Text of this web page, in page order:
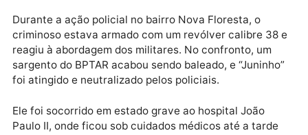
“Juninho” era foragido da Justiça e tinha mandado de
prisão em aberto. Além disso, era apontado como
suspeito de envolvimento em um crime recente
um sargento aposentado da Polícia Militar, baleado
BR-319, também na capital.